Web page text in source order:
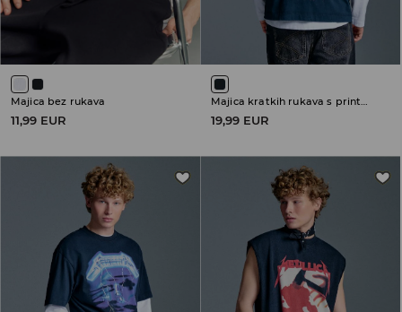
Majica bez rukava
11,99 EUR
Majica kratkih rukava s printom Metallica
19,99 EUR